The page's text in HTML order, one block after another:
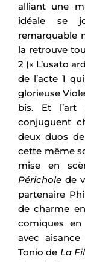
alliant une
idéale se
remarquable
la retrouve
2 (« L’usato
de l’acte 1
glorieuse
bis. Et l’art
conjuguent
deux duos
cette même
mise en
Périchole de
partenaire
de charme
comiques en
avec
Tonio de La